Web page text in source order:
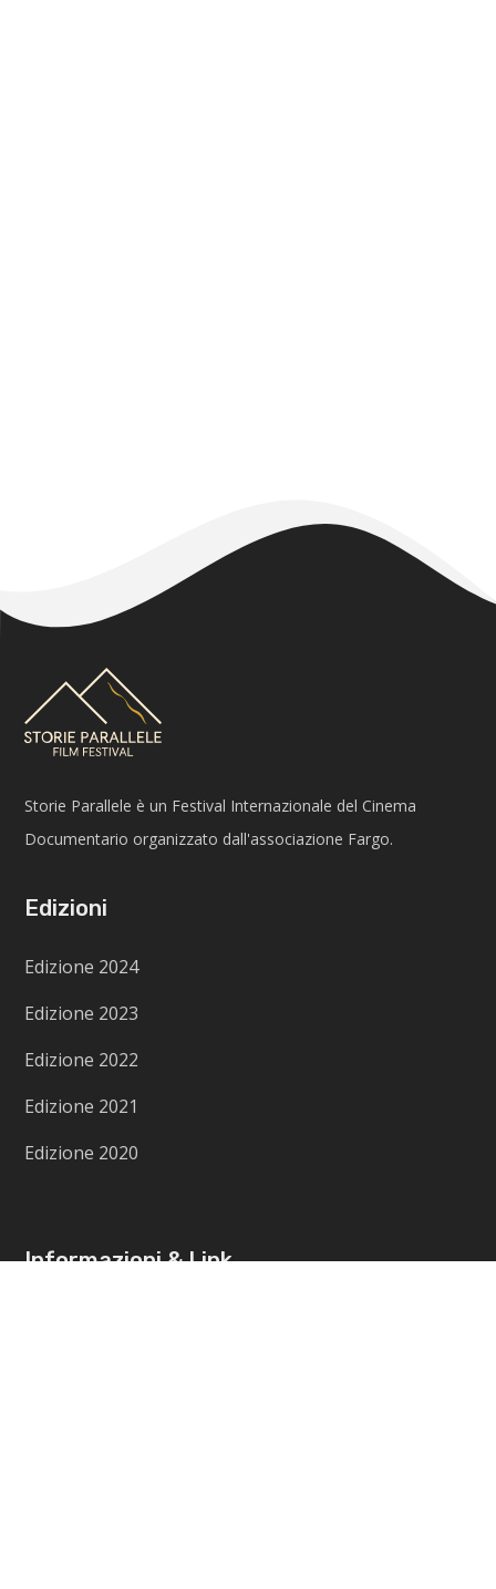
Storie Parallele è un Festival Internazionale del Cinema
Documentario organizzato dall'associazione Fargo.
Edizioni
Edizione 2024
Edizione 2023
Edizione 2022
Edizione 2021
Edizione 2020
Informazioni & Link